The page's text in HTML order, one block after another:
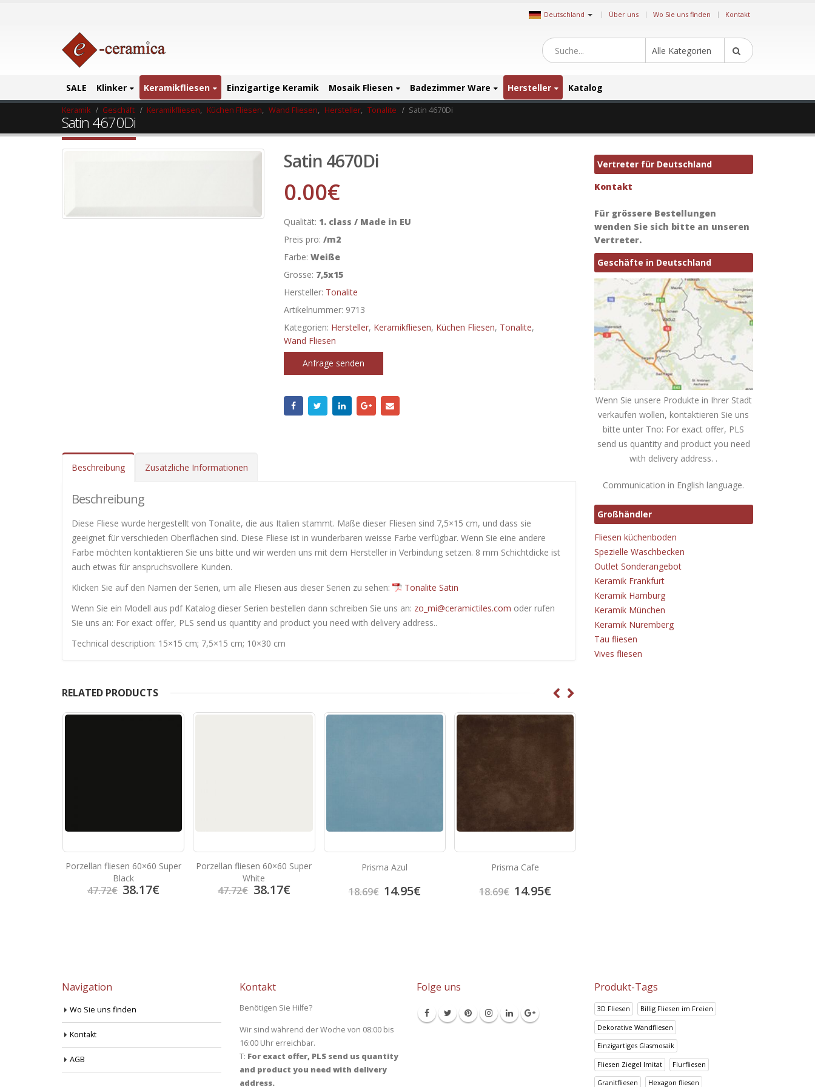
Deutschland | Über uns Wo Sie uns finden Kontakt
Alle Kategorien
SALE Klinker Keramikfliesen Einzigartige Keramik Mosaik Fliesen Badezimmer Ware Hersteller Katalog
Keramik Geschäft Keramikfliesen, Küchen Fliesen, Wand Fliesen, Hersteller, Tonalite Satin 4670Di
Satin 4670Di
Satin 4670Di
0.00€
Qualität: 1. class / Made in EU
Preis pro: /m2
Farbe: Weiße
Grosse: 7,5x15
Hersteller: Tonalite
Artikelnummer: 9713
Kategorien: Hersteller, Keramikfliesen, Küchen Fliesen, Tonalite,
Wand Fliesen
Anfrage senden
Beschreibung Zusätzliche Informationen
Beschreibung
Diese Fliese wurde hergestellt von Tonalite, die aus Italien stammt. Maße dieser Fliesen sind 7,5×15 cm, und dass sie
geeignet für verschieden Oberflächen sind. Diese Fliese ist in wunderbaren weisse Farbe verfügbar. Wenn Sie eine andere
Farbe möchten kontaktieren Sie uns bitte und wir werden uns mit dem Hersteller in Verbindung setzen. 8 mm Schichtdicke ist
auch etwas für anspruchsvollere Kunden.
Klicken Sie auf den Namen der Serien, um alle Fliesen ​​aus dieser Serien zu sehen:
Tonalite Satin
Wenn Sie ein Modell aus pdf Katalog dieser Serien bestellen dann schreiben Sie uns an: zo_mi@ceramictiles.com oder rufen
Sie uns an: For exact offer, PLS send us quantity and product you need with delivery address..
Technical description: 15×15 cm; 7,5×15 cm; 10×30 cm
RELATED PRODUCTS
Porzellan fliesen 60×60 Super
Black
47.72€ 38.17€
Porzellan fliesen 60×60 Super
White
47.72€ 38.17€
Prisma Azul
18.69€ 14.95€
Prisma Cafe
18.69€ 14.95€
Vertreter für Deutschland
Kontakt
Für grössere Bestellungen
wenden Sie sich bitte an unseren
Vertreter.
Geschäfte in Deutschland
Wenn Sie unsere Produkte in Ihrer Stadt
verkaufen wollen, kontaktieren Sie uns
bitte unter Tno: For exact offer, PLS
send us quantity and product you need
with delivery address. .
Communication in English language.
Großhändler
Fliesen küchenboden
Spezielle Waschbecken
Outlet Sonderangebot
Keramik Frankfurt
Keramik Hamburg
Keramik München
Keramik Nuremberg
Tau fliesen
Vives fliesen
Navigation
Wo Sie uns finden
Kontakt
AGB
Kontakt
Benötigen Sie Hilfe?
Wir sind während der Woche von 08:00 bis
16:00 Uhr erreichbar.
T: For exact offer, PLS send us quantity
and product you need with delivery
address.
Folge uns Produkt-Tags
3D Fliesen Billig Fliesen im Freien
Dekorative Wandfliesen
Einzigartiges Glasmosaik
Fliesen Ziegel Imitat Flurfliesen
Granitfliesen Hexagon fliesen